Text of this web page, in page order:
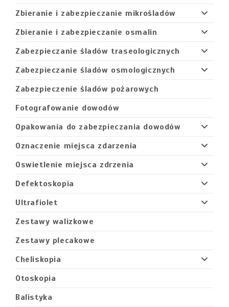
Zbieranie i zabezpieczanie mikrośladów
Zbieranie i zabezpieczanie osmalin
Zabezpieczanie śladów traseologicznych
Zabezpieczanie śladów osmologicznych
Zabezpieczenie śladów pożarowych
Fotografowanie dowodów
Opakowania do zabezpieczania dowodów
Oznaczenie miejsca zdarzenia
Oswietlenie miejsca zdrzenia
Defektoskopia
Ultrafiolet
Zestawy walizkowe
Zestawy plecakowe
Cheliskopia
Otoskopia
Balistyka